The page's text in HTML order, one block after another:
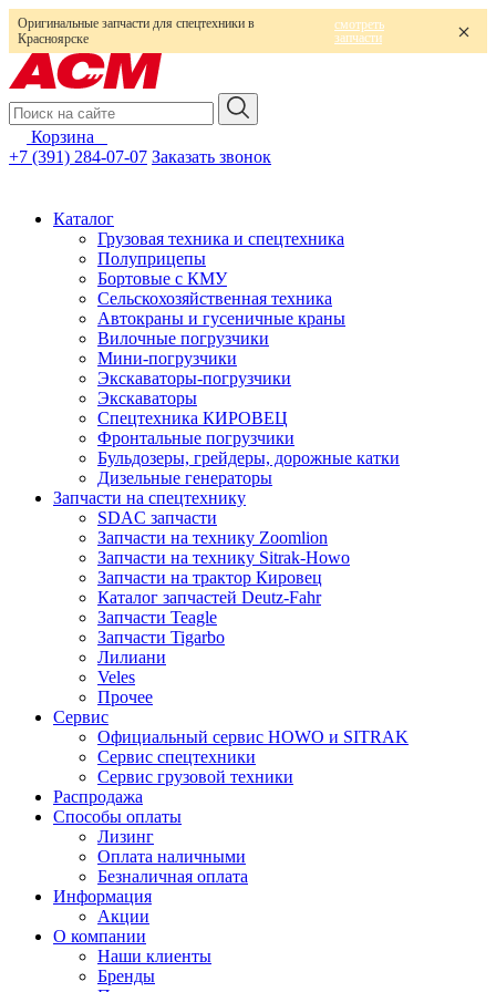
Оригинальные запчасти для спецтехники в
Красноярске
смотреть
запчасти
Корзина
+7 (391) 284-07-07 Заказать звонок
Каталог
Грузовая техника и спецтехника
Полуприцепы
Бортовые с КМУ
Сельскохозяйственная техника
Автокраны и гусеничные краны
Вилочные погрузчики
Мини-погрузчики
Экскаваторы-погрузчики
Экскаваторы
Спецтехника КИРОВЕЦ
Фронтальные погрузчики
Бульдозеры, грейдеры, дорожные катки
Дизельные генераторы
Запчасти на спецтехнику
SDAC запчасти
Запчасти на технику Zoomlion
Запчасти на технику Sitrak-Howo
Запчасти на трактор Кировец
Каталог запчастей Deutz-Fahr
Запчасти Teagle
Запчасти Tigarbo
Лилиани
Veles
Прочее
Сервис
Официальный сервис HOWO и SITRAK
Сервис спецтехники
Сервис грузовой техники
Распродажа
Способы оплаты
Лизинг
Оплата наличными
Безналичная оплата
Информация
Акции
О компании
Наши клиенты
Бренды